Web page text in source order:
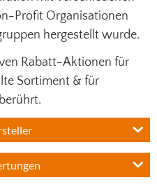
Profit Organisationen
hergestellt wurde.
Rabatt-Aktionen für
Sortiment & für